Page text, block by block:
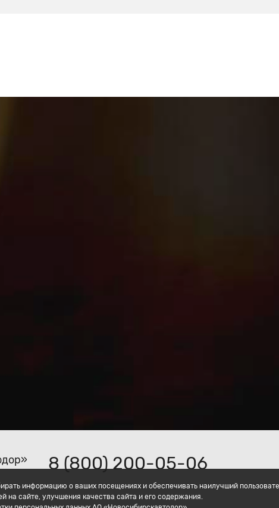
8 (800) 200-05-06
информацию о ваших посещениях и обеспечивать наилучший
на сайте, улучшения качества сайта и его содержания.